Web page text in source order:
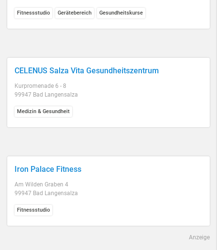
Fitnessstudio Gerätebereich Gesundheitskurse
CELENUS Salza Vita Gesundheitszentrum
Kurpromenade 6 - 8
99947 Bad Langensalza
Medizin & Gesundheit
Iron Palace Fitness
Am Wilden Graben 4
99947 Bad Langensalza
Fitnessstudio
Anzeige